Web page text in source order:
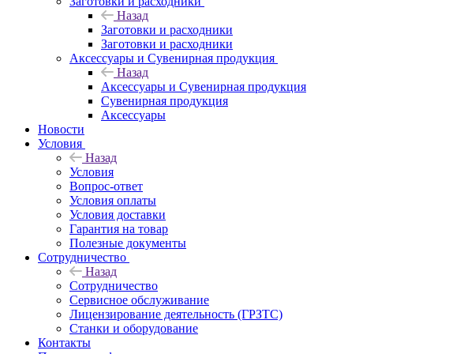
Назад
Заготовки и расходники
Заготовки и расходники
Аксессуары и Сувенирная продукция
Назад
Аксессуары и Сувенирная продукция
Сувенирная продукция
Аксессуары
Новости
Условия
Назад
Условия
Вопрос-ответ
Условия оплаты
Условия доставки
Гарантия на товар
Полезные документы
Сотрудничество
Назад
Сотрудничество
Сервисное обслуживание
Лицензирование деятельность (ГРЗТС)
Станки и оборудование
Контакты